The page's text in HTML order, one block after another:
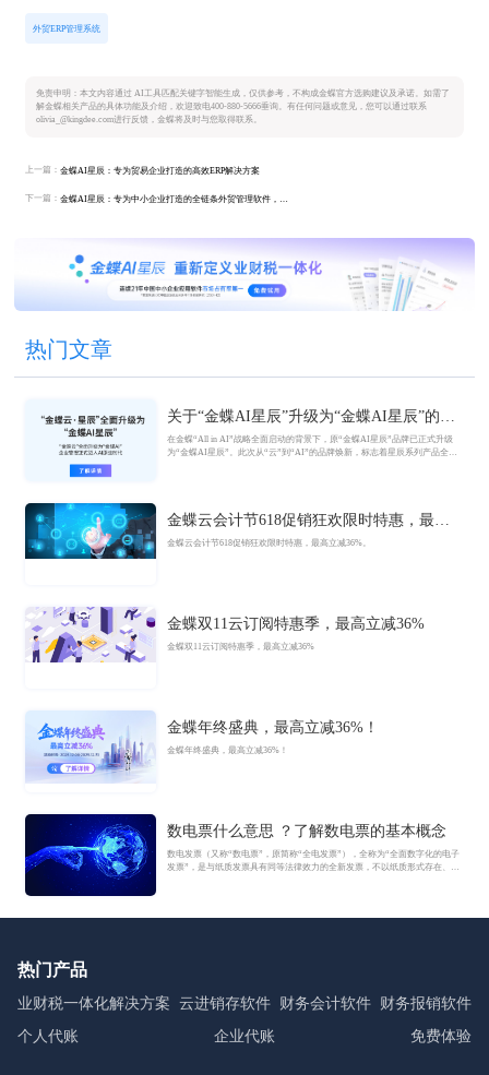
外贸ERP管理系统
免责申明：本文内容通过 AI工具匹配关键字智能生成，仅供参考，不构成金蝶官方选购建议及承诺。如需了
解金蝶相关产品的具体功能及介绍，欢迎致电400-880-5666垂询。有任何问题或意见，您可以通过联系
olivia_@kingdee.com进行反馈，金蝶将及时与您取得联系。
上一篇：金蝶AI星辰：专为贸易企业打造的高效ERP解决方案
下一篇： 金蝶AI星辰：专为中小企业打造的全链条外贸管理软件，助力降本增效
热门文章
关于“金蝶AI星辰”升级为“金蝶AI星辰”的官
方公告
在金蝶“All in AI”战略全面启动的背景下，原“金蝶AI星辰”品牌已正式升级
为“金蝶AI星辰”。此次从“云”到“AI”的品牌焕新，标志着星辰系列产品全面
金蝶云会计节618促销狂欢限时特惠，最高
立减36%
金蝶云会计节618促销狂欢限时特惠，最高立减36%。
金蝶双11云订阅特惠季，最高立减36%
金蝶双11云订阅特惠季，最高立减36%
金蝶年终盛典，最高立减36%！
金蝶年终盛典，最高立减36%！
数电票什么意思 ？了解数电票的基本概念
数电发票（又称“数电票”，原简称“全电发票”），全称为“全面数字化的电子
发票”，是与纸质发票具有同等法律效力的全新发票，不以纸质形式存在、不
热门产品
业财税一体化解决方案 云进销存软件 财务会计软件 财务报销软件
个人代账
企业代账 免费体验